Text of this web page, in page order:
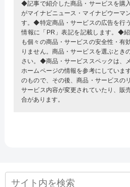
◆記事で紹介した商品・サービスを購
がマイナビニュース・マイナビウーマ
す。◆特定商品・サービスの広告を行
情報に「PR」表記を記載します。◆
も個々の商品・サービスの安全性・有
りません。商品・サービスを選ぶとき
さい。◆商品・サービススペックは、
ホームページの情報を参考にしていま
のもので、その後、商品・サービスの
サービス内容が変更されていたり、販
合があります。